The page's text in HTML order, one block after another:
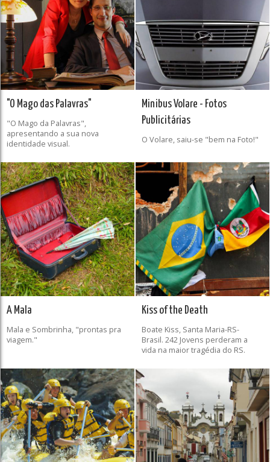
"O Mago das Palavras"
"O Mago da Palavras",
apresentando a sua nova
identidade visual.
Minibus Volare - Fotos
Publicitárias
O Volare, saiu-se "bem na Foto!"
A Mala
Mala e Sombrinha, "prontas pra
viagem."
Kiss of the Death
Boate Kiss, Santa Maria-RS-
Brasil. 242 Jovens perderam a
vida na maior tragédia do RS.